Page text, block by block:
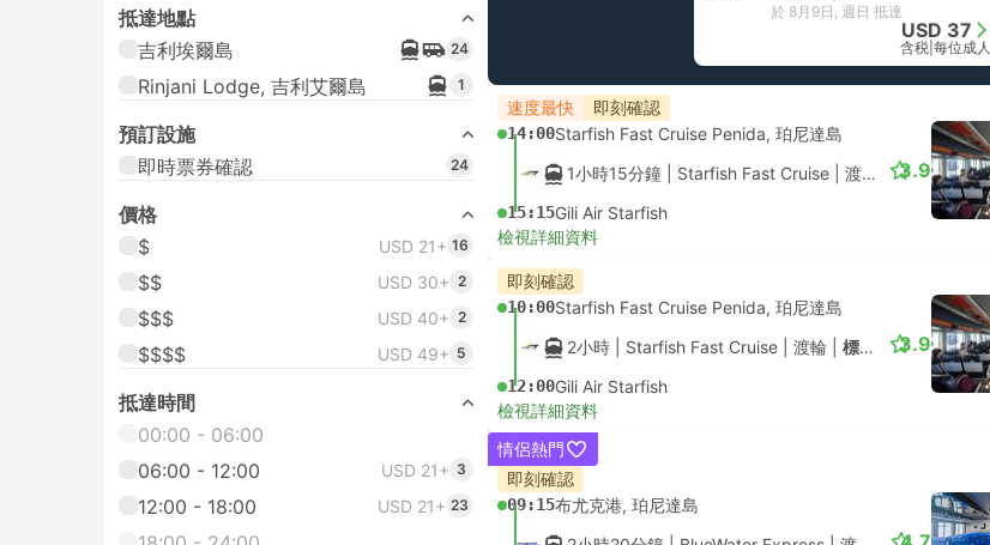
抵達地點
吉利埃爾島
24
Rinjani Lodge, 吉利艾爾島 1
預訂設施
即時票券確認
24
價格
$
USD 21+ 16
$$ USD 30+ 2
$$$ USD 40+ 2
$$$$ USD 49+ 5
抵達時間
00:00 - 06:00
06:00 - 12:00
USD 21+ 3
12:00 - 18:00 USD 21+ 23
於 8月9日, 週日 抵達
USD 37
含税 每位成人
速度最快 即刻確認
14:00Starfish Fast Cruise Penida, 珀尼達島
1小時15分鐘 | Starfish Fast Cruise 渡輪 |標準艙
15:15Gili Air Starfish
3.9
檢視詳細資料
即刻確認
10:00Starfish Fast Cruise Penida, 珀尼達島
2小時 | Starfish Fast Cruise 渡輪 標準艙
12:00Gili Air Starfish
3.9
檢視詳細資料
情侶熱門
即刻確認
09:15布尤克港, 珀尼達島